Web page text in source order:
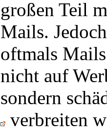
großen Teil
Mails.
oftmals
nicht auf
sondern
verbreiten